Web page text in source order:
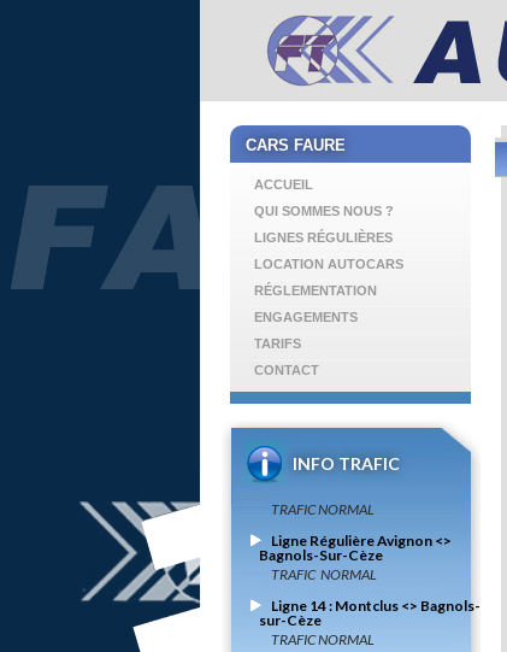
CARS FAURE
ACCUEIL
QUI SOMMES NOUS ?
LIGNES RÉGULIÈRES
LOCATION AUTOCARS
RÉGLEMENTATION
ENGAGEMENTS
TARIFS
CONTACT
INFO TRAFIC
TRANSPORTS SCOLAIRES
Ligne Régulière Avignon <>
Bagnols-Sur-Cèze
Ligne 14 : Montclus <> Bagnols-
sur-Cèze